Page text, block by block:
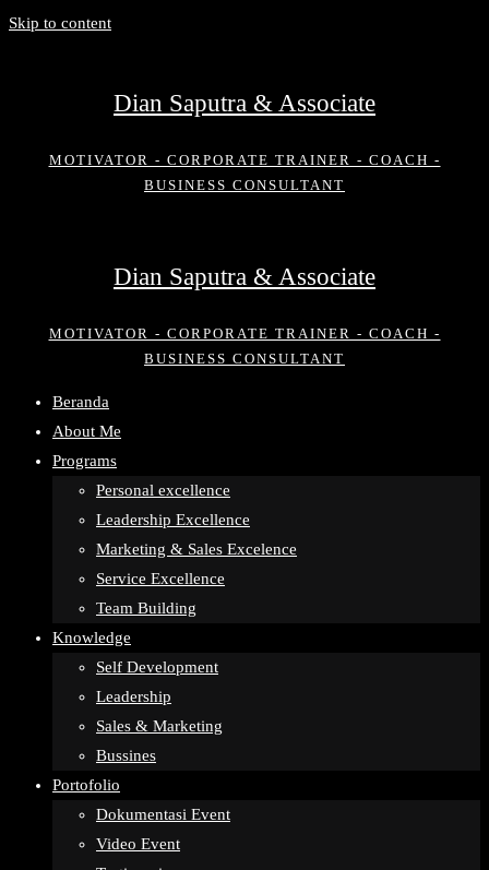
Skip to content
Dian Saputra & Associate
MOTIVATOR - CORPORATE TRAINER - COACH -
BUSINESS CONSULTANT
Dian Saputra & Associate
MOTIVATOR - CORPORATE TRAINER - COACH -
BUSINESS CONSULTANT
Beranda
About Me
Programs
Personal excellence
Leadership Excellence
Marketing & Sales Excelence
Service Excellence
Team Building
Knowledge
Self Development
Leadership
Sales & Marketing
Bussines
Portofolio
Dokumentasi Event
Video Event